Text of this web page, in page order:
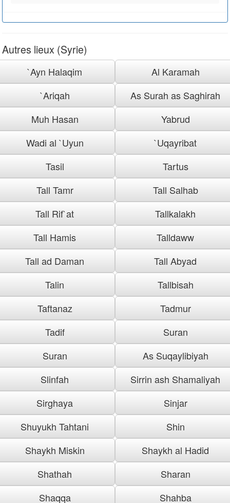
Autres lieux (Syrie)
`Ayn Halaqim
Al Karamah
`Ariqah
As Surah as Saghirah
Muh Hasan
Yabrud
Wadi al `Uyun
`Uqayribat
Tasil
Tartus
Tall Tamr
Tall Salhab
Tall Rif`at
Tallkalakh
Tall Hamis
Talldaww
Tall ad Daman
Tall Abyad
Talin
Tallbisah
Taftanaz
Tadmur
Tadif
Suran
Suran
As Suqaylibiyah
Slinfah
Sirrin ash Shamaliyah
Sirghaya
Sinjar
Shuyukh Tahtani
Shin
Shaykh Miskin
Shaykh al Hadid
Shathah
Sharan
Shaqqa
Shahba